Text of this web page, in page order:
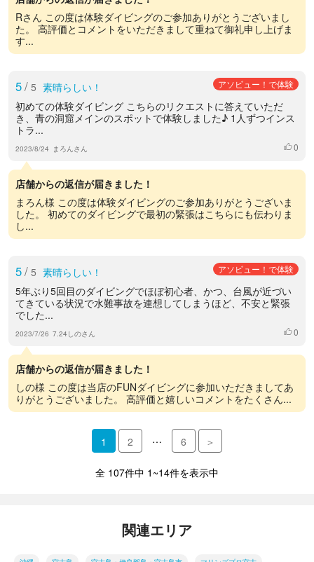
Rさん この度は体験ダイビングのご参加ありがとうございまし
た。 高評価とコメントをいただきまして重ねて御礼申し上げま
す...
5/ 5 素晴らしい！ アソビュー！で体験
初めての体験ダイビング こちらのリクエストに答えていただ
き、青の洞窟メインのスポットで体験しました♪ 1人ずつインス
トラ...
2023/8/24 まろんさん いいね
0
店舗からの返信が届きました！
まろん様 この度は体験ダイビングのご参加ありがとうございま
した。 初めてのダイビングで最初の緊張はこちらにも伝わりま
し...
5/ 5 素晴らしい！ アソビュー！で体験
5年ぶり5回目のダイビングでほぼ初心者、かつ、台風が近づい
てきている状況で水難事故を連想してしまうほど、不安と緊張
でした...
2023/7/26 7.24しのさん いいね
0
店舗からの返信が届きました！
しの様 この度は当店のFUNダイビングに参加いただきましてあ
りがとうございました。 高評価と嬉しいコメントをたくさん...
1 2 … 6 ＞
全 107件中 1~14件を表示中
関連エリア